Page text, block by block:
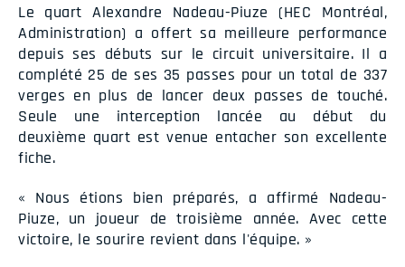
Le quart Alexandre Nadeau-Piuze (HEC Montréal,
Administration) a offert sa meilleure performance
depuis ses débuts sur le circuit universitaire. Il a
complété 25 de ses 35 passes pour un total de 337
verges en plus de lancer deux passes de touché.
Seule une interception lancée au début du
deuxième quart est venue entacher son excellente
fiche.
« Nous étions bien préparés, a affirmé Nadeau-
Piuze, un joueur de troisième année. Avec cette
victoire, le sourire revient dans l'équipe. »